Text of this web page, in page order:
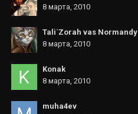
8 марта, 2010
Tali`Zorah vas Normandy
8 марта, 2010
Konak
8 марта, 2010
muha4ev